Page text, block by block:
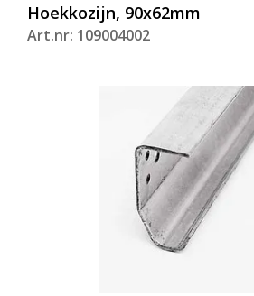
Hoekkozijn, 90x62mm
Art.nr: 109004002